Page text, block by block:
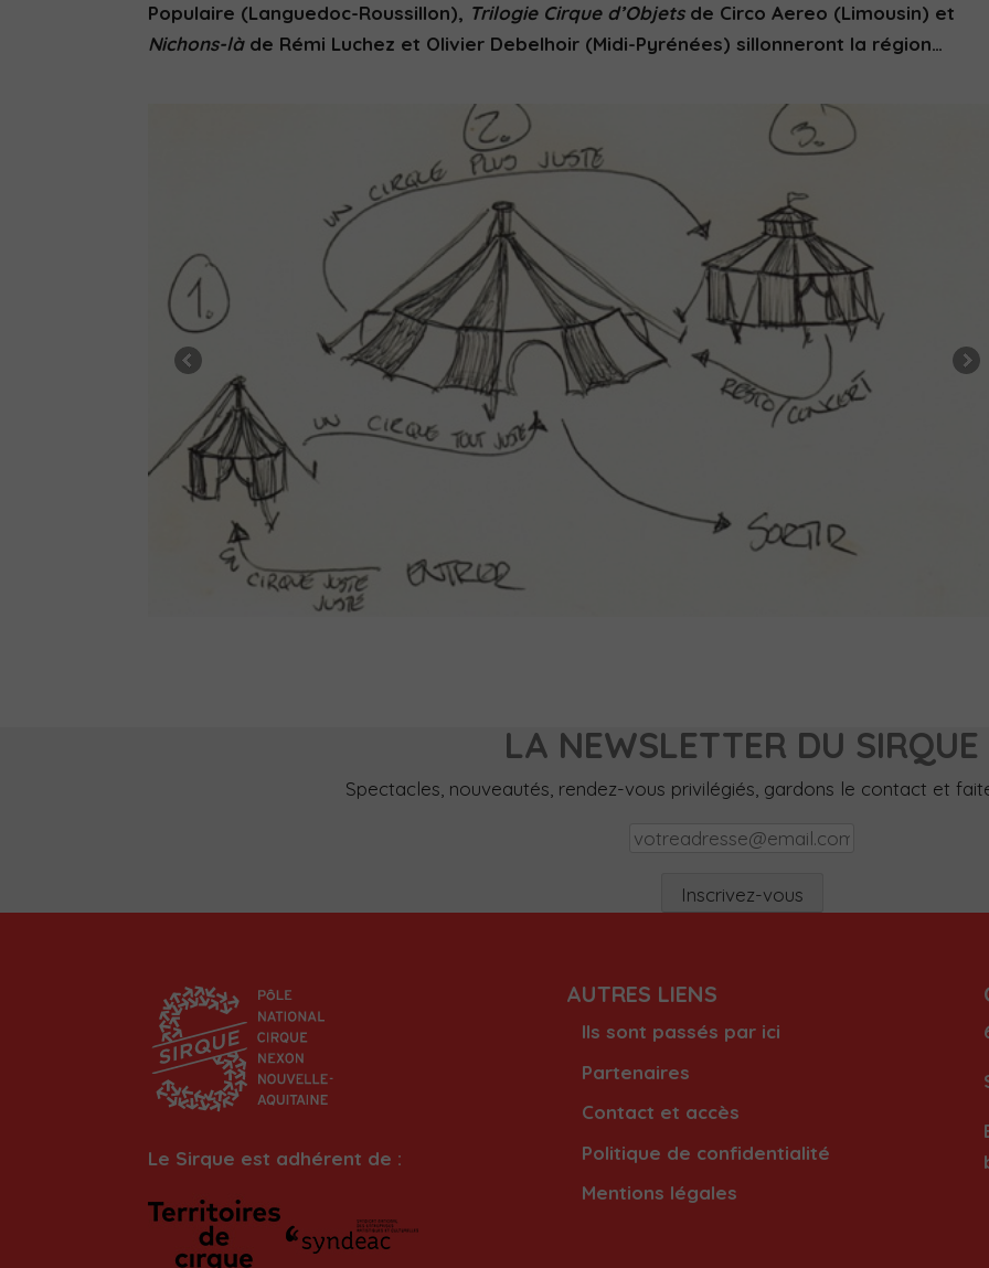
Populaire (Languedoc-Roussillon), Trilogie Cirque d’Objetsde Circo Aereo (Limousin) et
Nichons-làde Rémi Luchez et Olivier Debelhoir (Midi-Pyrénées) sillonneront la région…
LA NEWSLETTER DU SIRQUE
Spectacles, nouveautés, rendez-vous privilégiés, gardons le contact et
Le Sirque est adhérent de :
AUTRES LIENS
Ils sont passés par ici
Partenaires
Contact et accès
Politique de confidentialité
Mentions légales